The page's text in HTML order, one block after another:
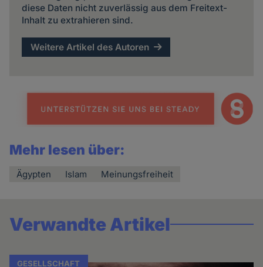
diese Daten nicht zuverlässig aus dem Freitext-
Inhalt zu extrahieren sind.
Weitere Artikel des Autoren
Mehr lesen über:
Ägypten Islam Meinungsfreiheit
Verwandte Artikel
GESELLSCHAFT